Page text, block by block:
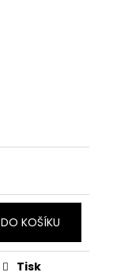
DO KOŠÍKU
Tisk